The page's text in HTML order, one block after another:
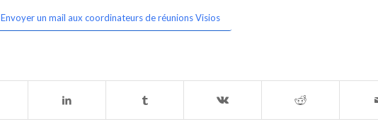
Envoyer un mail aux coordinateurs de réunions Visios